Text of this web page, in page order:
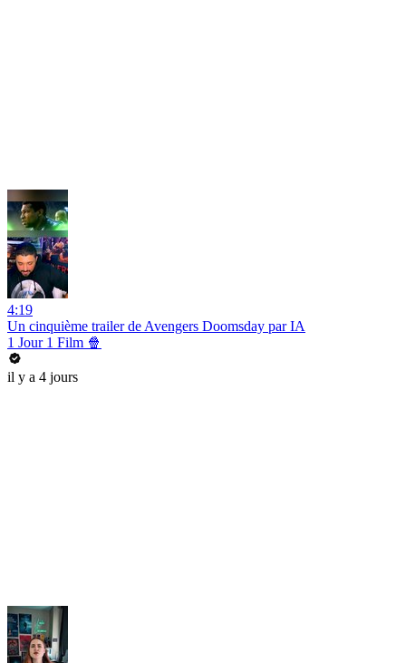
4:19
Un cinquième trailer de Avengers Doomsday par IA
1 Jour 1 Film 🍿
il y a 4 jours